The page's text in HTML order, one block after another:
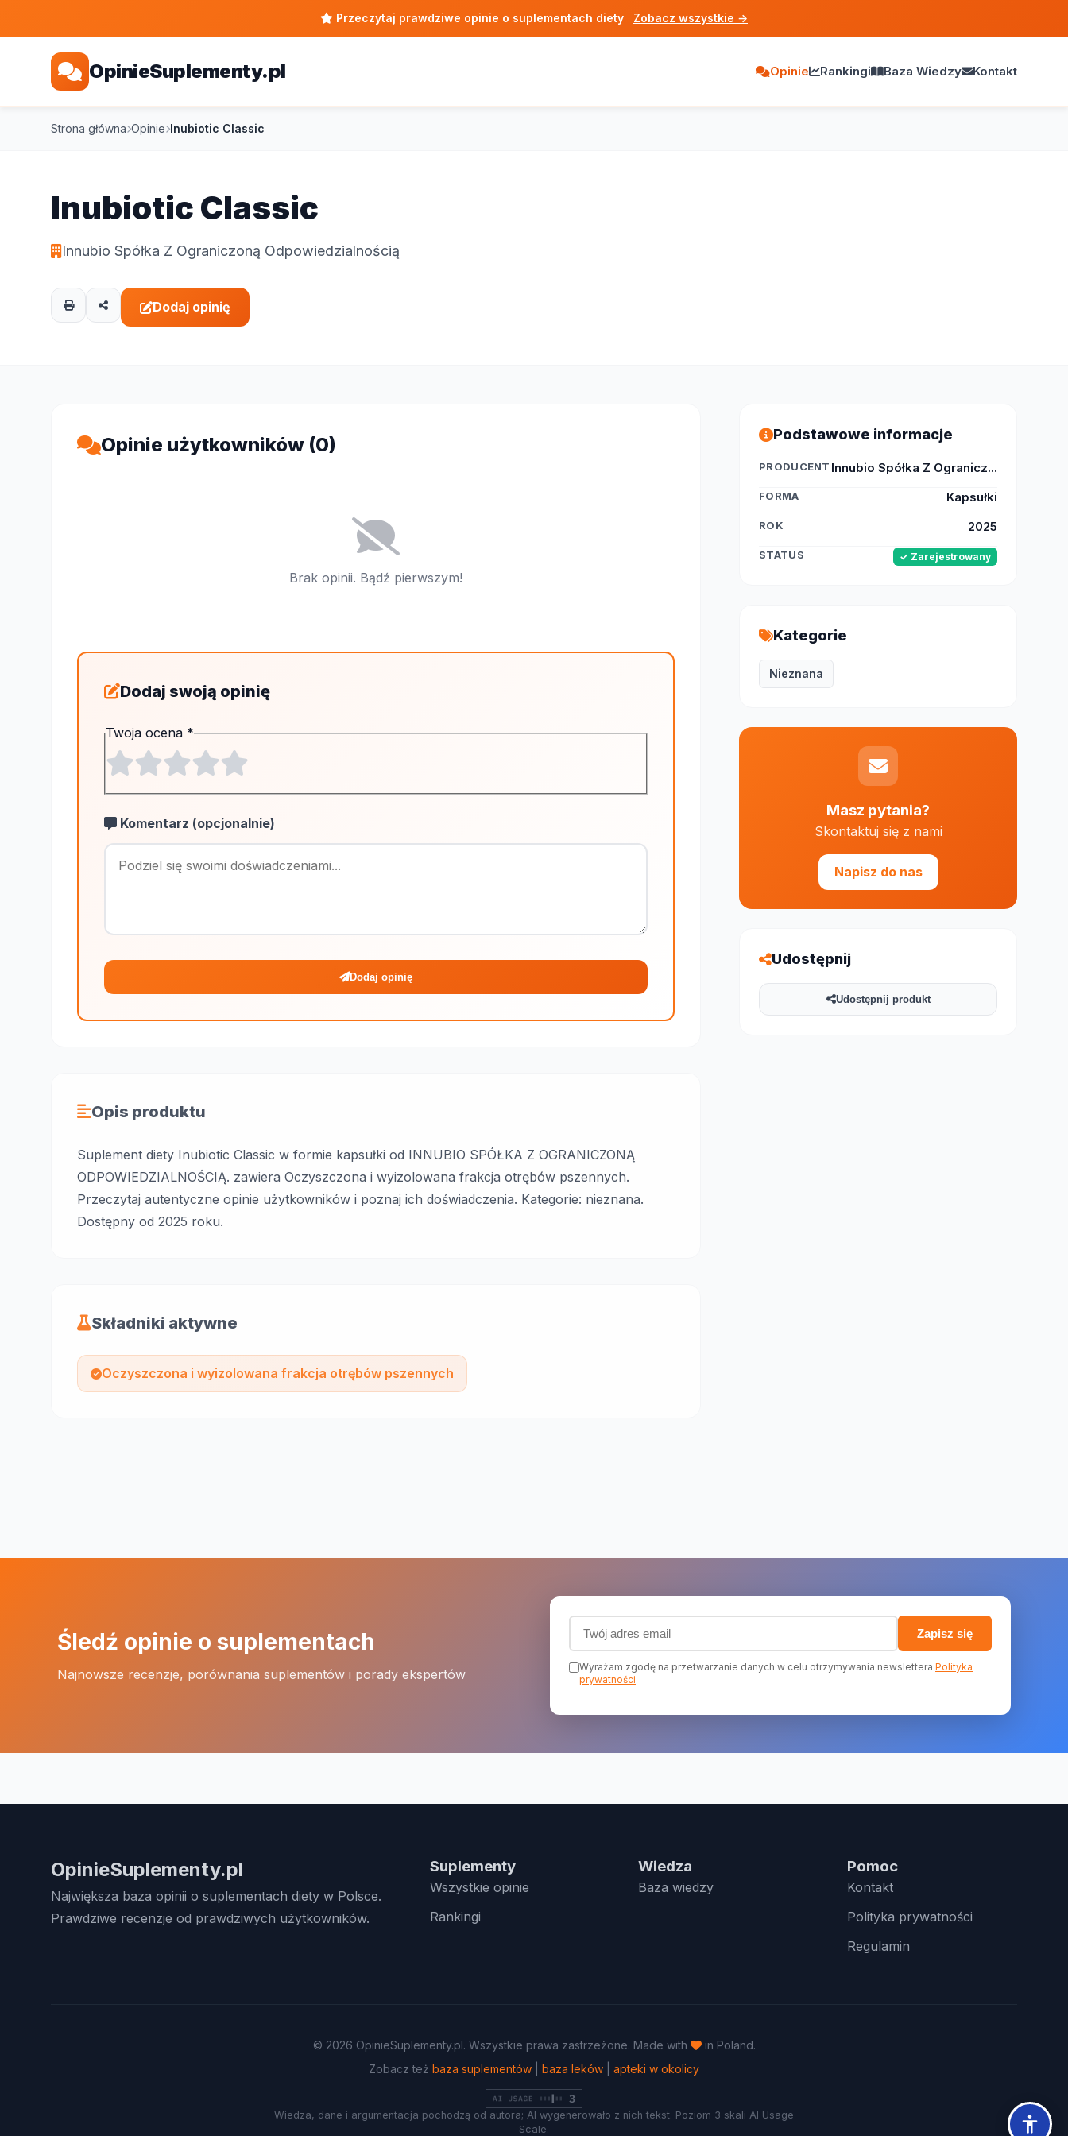
Przeczytaj prawdziwe opinie o suplementach diety Zobacz wszystkie →
OpinieSuplementy.pl Opinie Rankingi Baza Wiedzy Kontakt
Strona główna Opinie Inubiotic Classic
Inubiotic Classic
Innubio Spółka Z Ograniczoną Odpowiedzialnością
Dodaj opinię
Opinie użytkowników (0)
Brak opinii. Bądź pierwszym!
Dodaj swoją opinię
Twoja ocena *
Komentarz (opcjonalnie)
Maksymalnie 1000 znaków
Dodaj opinię
Opis produktu
Suplement diety Inubiotic Classic w formie kapsułki od INNUBIO SPÓŁKA Z OGRANICZONĄ
ODPOWIEDZIALNOŚCIĄ. zawiera Oczyszczona i wyizolowana frakcja otrębów pszennych.
Przeczytaj autentyczne opinie użytkowników i poznaj ich doświadczenia. Kategorie: nieznana.
Dostępny od 2025 roku.
Składniki aktywne
Oczyszczona i wyizolowana frakcja otrębów pszennych
Podstawowe informacje
PRODUCENT Innubio Spółka Z Ogranicz...
FORMA Kapsułki
ROK 2025
STATUS ✓ Zarejestrowany
Kategorie
Nieznana
Masz pytania?
Skontaktuj się z nami
Napisz do nas
Udostępnij
Udostępnij produkt
Śledź opinie o suplementach
Najnowsze recenzje, porównania suplementów i porady ekspertów
Adres email (wymagany)
Zapisz się
Wyrażam zgodę na przetwarzanie danych w celu otrzymywania newslettera Polityka
prywatności
OpinieSuplementy.pl
Największa baza opinii o suplementach diety w Polsce.
Prawdziwe recenzje od prawdziwych użytkowników.
Suplementy
Wszystkie opinie
Rankingi
Wiedza
Baza wiedzy
Pomoc
Kontakt
Polityka prywatności
Regulamin
© 2026 OpinieSuplementy.pl. Wszystkie prawa zastrzeżone. Made with
in Poland.
Zobacz też baza suplementów baza leków apteki w okolicy
Wiedza, dane i argumentacja pochodzą od autora; AI wygenerowało z nich tekst. Poziom 3 skali AI Usage
Scale.